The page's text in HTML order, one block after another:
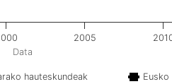
Data
hauteskundeak
2005